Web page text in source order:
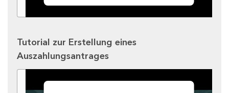
Tutorial zur Erstellung eines
Auszahlungsantrages